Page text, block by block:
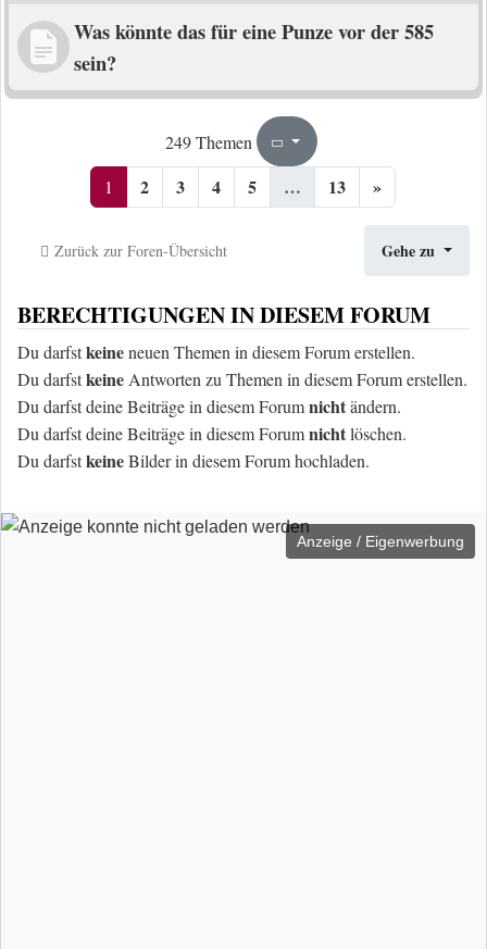
Was könnte das für eine Punze vor der 585
sein?
249 Themen Seite1
1 2 3 4 5 … 13 »
Zurück zur Foren-Übersicht Gehe zu
BERECHTIGUNGEN IN DIESEM FORUM
Du darfstkeineneuen Themen in diesem Forum erstellen.
Du darfstkeine Antworten zu Themen in diesem Forum erstellen.
Du darfst deine Beiträge in diesem Forumnichtändern.
Du darfst deine Beiträge in diesem Forumnichtlöschen.
Du darfstkeineBilder in diesem Forum hochladen.
Anzeige / Eigenwerbung